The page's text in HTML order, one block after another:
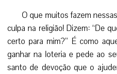
O que muitos fazem
culpa na religião! Dizem: “De
certo para mim?” É como
ganhar na loteria e pede ao
santo de devoção que o